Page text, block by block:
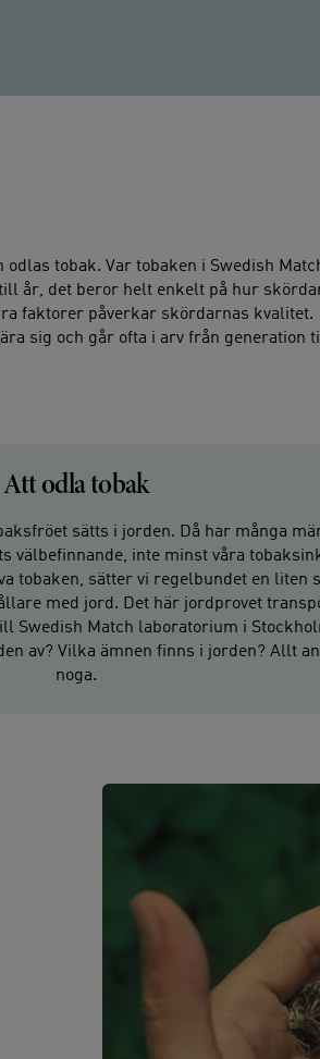
odlas tobak. Var tobaken i Swedish
år, det beror helt enkelt på hur
faktorer påverkar skördarnas kvalitet.
sig och går ofta i arv från generation
Att odla tobak
sätts i jorden. Då har många
välbefinnande, inte minst våra
tobaken, sätter vi regelbundet en liten
med jord. Det här jordprovet
Swedish Match laboratorium i
av? Vilka ämnen finns i jorden? Allt
noga.